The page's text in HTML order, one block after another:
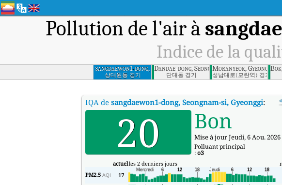
Pollution de l'air à
Indice de la
sangdaewon1-dong,
Seongnam-si,
Gyeonggi
상대원동 경기
Dandae-dong, Seongnam-si, Gyeonggi
단대동 경기
Moranyeok, Gyeonggi
성남대로(모란역) 경기
IQA de sangdaewon1-dong, Seongnam-si, Gyeonggi:
20 Bon
Mise à jour Jeudi, 6 Aou. 2026
Polluant principal
:o3
actuelles 2 derniers jours
PM2.5 AQI 17